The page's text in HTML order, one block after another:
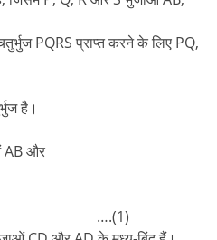
PQRS प्राप्त करने के लिए PQ,
है।
AB और
….(1)